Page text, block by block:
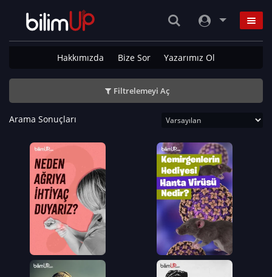
Hakkımızda Bize Sor Yazarımız Ol
Filtrelemeyi Aç
Arama Sonuçları